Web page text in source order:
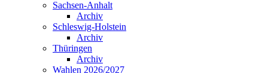
Sachsen-Anhalt
Archiv
Schleswig-Holstein
Archiv
Thüringen
Archiv
Wahlen 2026/2027